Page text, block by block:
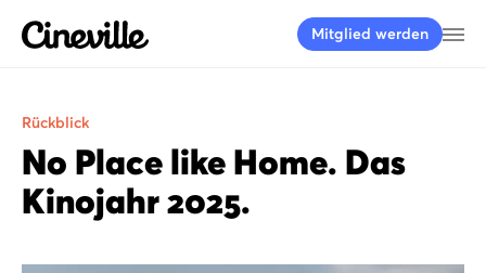
Cineville Logo
Mitglied werden
Rückblick
No Place like Home. Das
Kinojahr 2025.